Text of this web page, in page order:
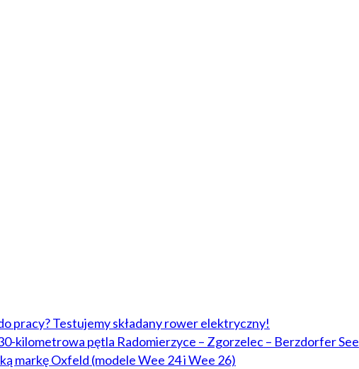
pracy? Testujemy składany rower elektryczny!
kilometrowa pętla Radomierzyce – Zgorzelec – Berzdorfer See
markę Oxfeld (modele Wee 24 i Wee 26)